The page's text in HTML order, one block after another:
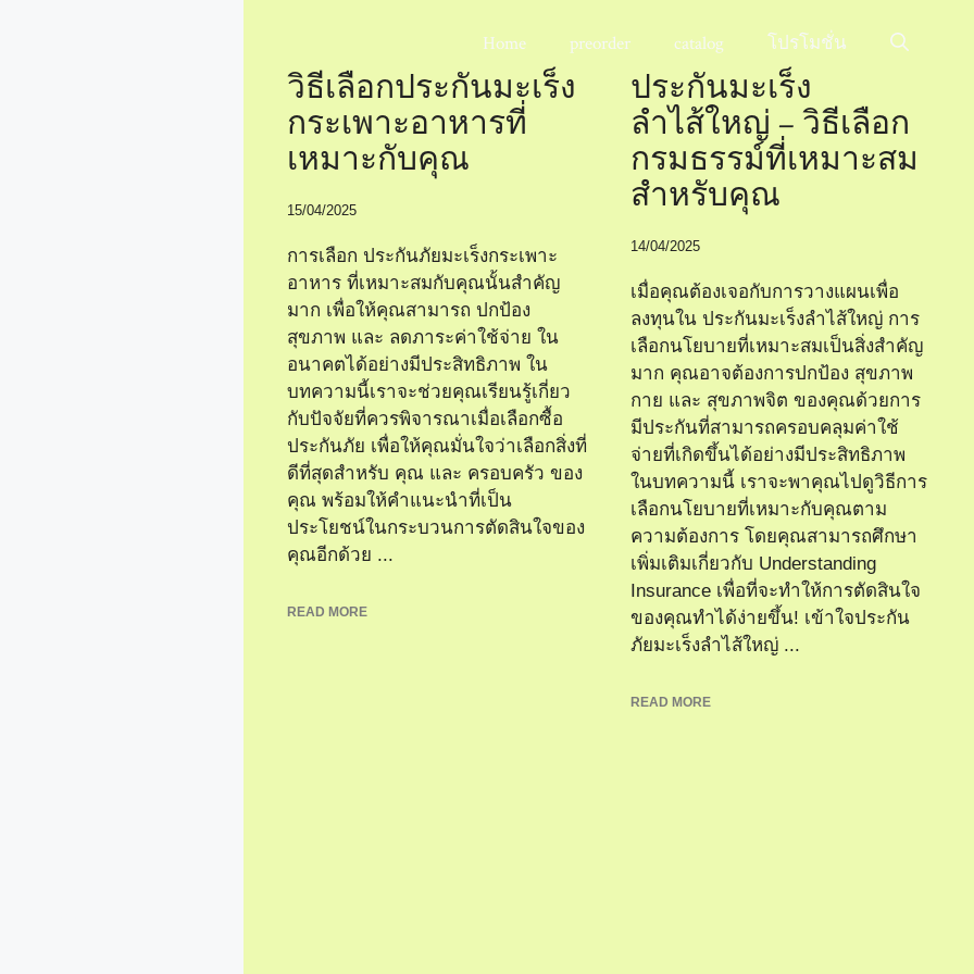
Home preorder catalog โปรโมชั่น
วิธีเลือกประกันมะเร็ง
กระเพาะอาหารที่
เหมาะกับคุณ
15/04/2025
การเลือก ประกันภัยมะเร็งกระเพาะ
อาหาร ที่เหมาะสมกับคุณนั้นสำคัญ
มาก เพื่อให้คุณสามารถ ปกป้อง
สุขภาพ และ ลดภาระค่าใช้จ่าย ใน
อนาคตได้อย่างมีประสิทธิภาพ ใน
บทความนี้เราจะช่วยคุณเรียนรู้เกี่ยว
กับปัจจัยที่ควรพิจารณาเมื่อเลือกซื้อ
ประกันภัย เพื่อให้คุณมั่นใจว่าเลือกสิ่งที่
ดีที่สุดสำหรับ คุณ และ ครอบครัว ของ
คุณ พร้อมให้คำแนะนำที่เป็น
ประโยชน์ในกระบวนการตัดสินใจของ
คุณอีกด้วย ...
READ MORE
ประกันมะเร็ง
ลำไส้ใหญ่ – วิธีเลือก
กรมธรรม์ที่เหมาะสม
สำหรับคุณ
14/04/2025
เมื่อคุณต้องเจอกับการวางแผนเพื่อ
ลงทุนใน ประกันมะเร็งลำไส้ใหญ่ การ
เลือกนโยบายที่เหมาะสมเป็นสิ่งสำคัญ
มาก คุณอาจต้องการปกป้อง สุขภาพ
กาย และ สุขภาพจิต ของคุณด้วยการ
มีประกันที่สามารถครอบคลุมค่าใช้
จ่ายที่เกิดขึ้นได้อย่างมีประสิทธิภาพ
ในบทความนี้ เราจะพาคุณไปดูวิธีการ
เลือกนโยบายที่เหมาะกับคุณตาม
ความต้องการ โดยคุณสามารถศึกษา
เพิ่มเติมเกี่ยวกับ Understanding
Insurance เพื่อที่จะทำให้การตัดสินใจ
ของคุณทำได้ง่ายขึ้น! เข้าใจประกัน
ภัยมะเร็งลำไส้ใหญ่ ...
READ MORE